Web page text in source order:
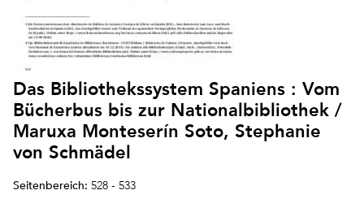
Das Bibliothekssystem Spaniens : Vom
Bücherbus bis zur Nationalbibliothek /
Maruxa Monteserín Soto, Stephanie
von Schmädel
Seitenbereich: 528 - 533